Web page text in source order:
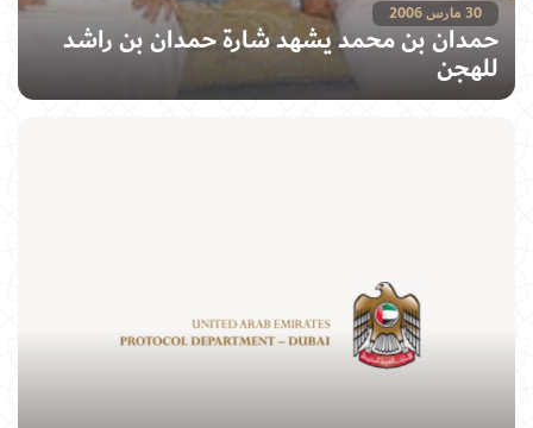
30 مارس 2006
حمدان بن محمد يشهد شارة حمدان بن راشد
للهجن